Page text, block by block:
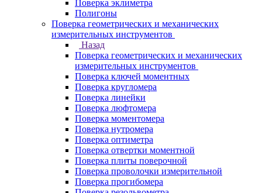
Поверка эклиметра
Полигоны
Поверка геометрических и механических
измерительных инструментов
Назад
Поверка геометрических и механических
измерительных инструментов
Поверка ключей моментных
Поверка кругломера
Поверка линейки
Поверка люфтомера
Поверка моментомера
Поверка нутромера
Поверка оптиметра
Поверка отвертки моментной
Поверка плиты поверочной
Поверка проволочки измерительной
Поверка прогибомера